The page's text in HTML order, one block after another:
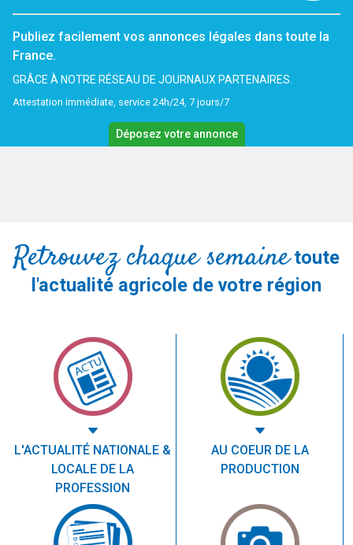
Publiez facilement vos annonces légales dans toute la
France.
GRÂCE À NOTRE RÉSEAU DE JOURNAUX PARTENAIRES.
Attestation immédiate, service 24h/24, 7 jours/7
Déposez votre annonce
Retrouvez chaque semainetoute
l'actualité agricole de votre région
L'ACTUALITÉ NATIONALE &
LOCALE DE LA
PROFESSION
AU COEUR DE LA
PRODUCTION